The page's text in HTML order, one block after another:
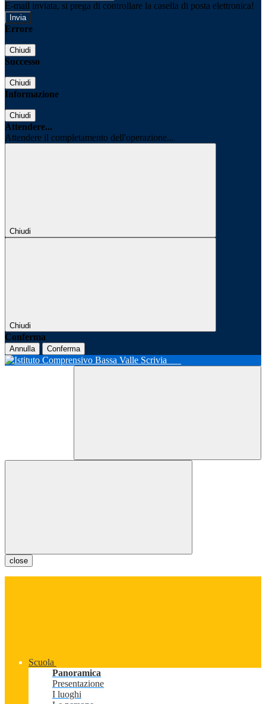
E-mail inviata, si prega di controllare la casella di posta elettronica!
Errore
Chiudi
Successo
Chiudi
Informazione
Chiudi
Attendere...
Attendere il completamento dell'operazione...
Chiudi
Chiudi
Conferma
Annulla Conferma
close
Scuola
Panoramica
Presentazione
I luoghi